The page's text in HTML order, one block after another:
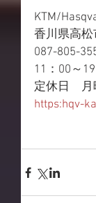
KTM/
香川県高松
087-805-
11：00～
定休日　月
https:hqv-